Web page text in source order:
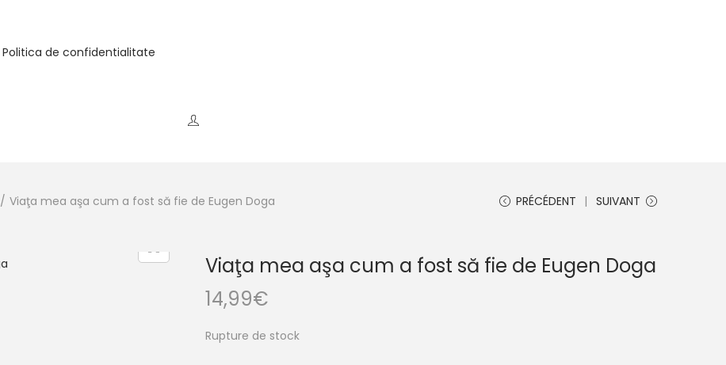
Politica de confidentialitate
/ Viaţa mea aşa cum a fost să fie de Eugen Doga PRÉCÉDENT SUIVANT
Viaţa mea aşa cum a fost să fie de Eugen Doga
14,99€
Rupture de stock